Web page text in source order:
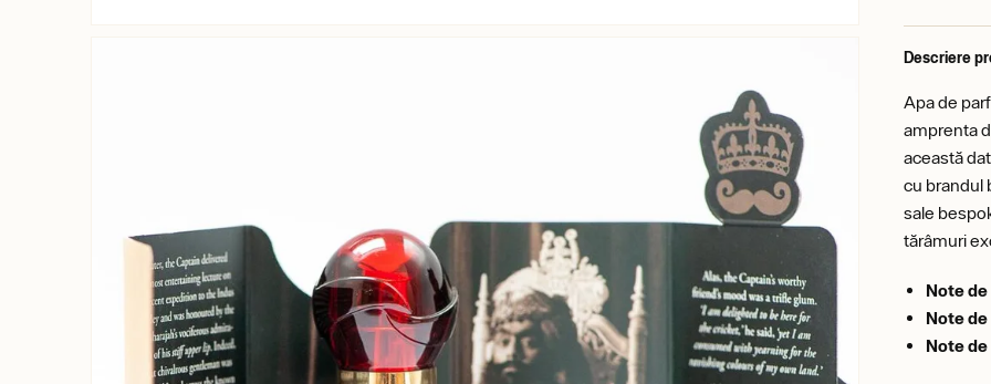
Descriere
Apa de
amprenta
această
cu brandul
sale
tărâmuri
Note
Note
Note